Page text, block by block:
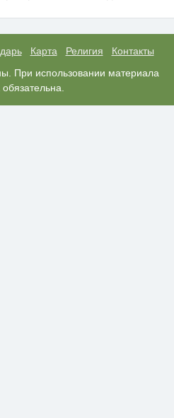
Карта Религия
Контакты
При использовании материала
i
это видео
раз